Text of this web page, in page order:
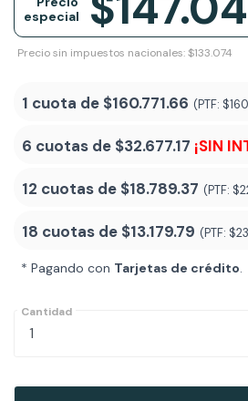
especial
Precio sin impuestos nacionales: $133.074
1 cuota de $160.771.66 (PTF:
6 cuotas de $32.677.17 ¡SIN
12 cuotas de $18.789.37 (PTF:
18 cuotas de $13.179.79 (PTF:
* Pagando con Tarjetas de crédito.
Cantidad